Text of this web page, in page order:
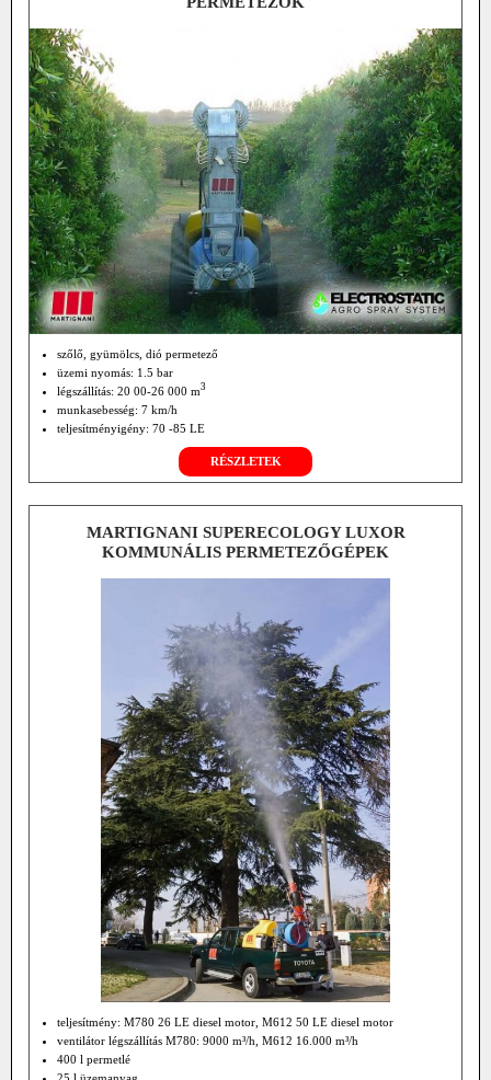
szőlő, gyümölcs, dió permetező
üzemi nyomás: 1.5 bar
légszállítás: 20 00-26 000 m3
munkasebesség: 7 km/h
teljesítményigény: 70 -85 LE
RÉSZLETEK
MARTIGNANI SUPERECOLOGY LUXOR
KOMMUNÁLIS PERMETEZŐGÉPEK
teljesítmény: M780 26 LE diesel motor, M612 50 LE diesel motor
ventilátor légszállítás M780: 9000 m³/h, M612 16.000 m³/h
400 l permetlé